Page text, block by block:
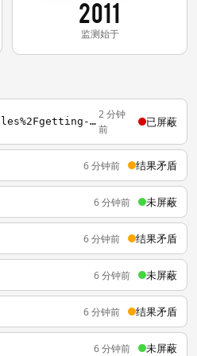
2011
监测始于
https://webscrapexample.herokuapp.com?url=https%3A%2F%2Fdevcenter.heroku.com%2Farticles%2Fgetting-started-with-java
2 分钟
前
已屏蔽
6 分钟前 结果矛盾
6 分钟前 未屏蔽
6 分钟前 结果矛盾
6 分钟前 未屏蔽
6 分钟前 结果矛盾
6 分钟前 未屏蔽